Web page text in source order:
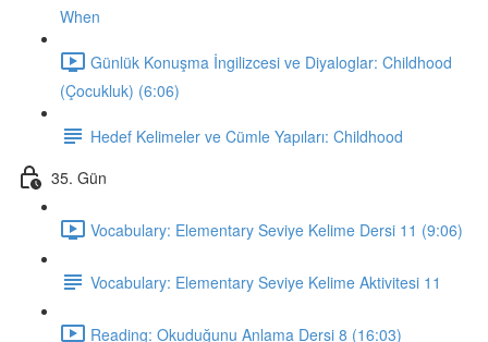
When
Günlük Konuşma İngilizcesi ve Diyaloglar: Childhood
(Çocukluk) (6:06)
Hedef Kelimeler ve Cümle Yapıları: Childhood
35. Gün
Vocabulary: Elementary Seviye Kelime Dersi 11 (9:06)
Vocabulary: Elementary Seviye Kelime Aktivitesi 11
Reading: Okuduğunu Anlama Dersi 8 (16:03)